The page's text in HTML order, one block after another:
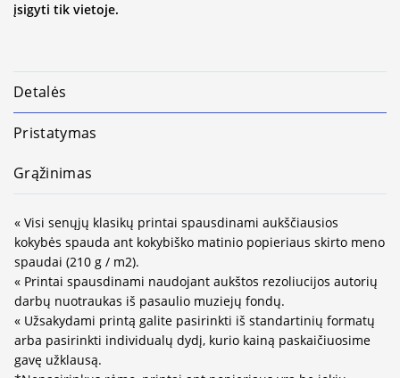
įsigyti tik vietoje.
Detalės
Pristatymas
Grąžinimas
« Visi senųjų klasikų printai spausdinami aukščiausios
kokybės spauda ant kokybiško matinio popieriaus skirto meno
spaudai (210 g / m2).
« Printai spausdinami naudojant aukštos rezoliucijos autorių
darbų nuotraukas iš pasaulio muziejų fondų.
« Užsakydami printą galite pasirinkti iš standartinių formatų
arba pasirinkti individualų dydį, kurio kainą paskaičiuosime
gavę užklausą.